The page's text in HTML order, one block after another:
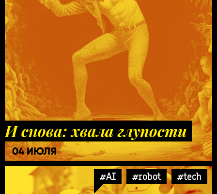
И снова: хвала глупости
04 ИЮЛЯ
#AI #robot #tech